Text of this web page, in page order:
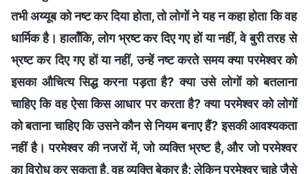
तभी अय्यूब को नष्‍ट कर दिया होता, तो लोगों ने यह न कहा होता कि वह
धार्मिक है। हालाँकि, लोग भ्रष्‍ट कर दिए गए हों या नहीं, वे बुरी तरह से
भ्रष्‍ट कर दिए गए हों या नहीं, उन्हें नष्ट करते समय क्या परमेश्वर को
इसका औचित्य सिद्ध करना पड़ता है? क्‍या उसे लोगों को बतलाना
चाहिए कि वह ऐसा किस आधार पर करता है? क्या परमेश्वर को लोगों
को बताना चाहिए कि उसने कौन से नियम बनाए हैं? इसकी आवश्यकता
नहीं है। परमेश्वर की नजरों में, जो व्यक्ति भ्रष्‍ट है, और जो परमेश्वर
का विरोध कर सकता है, वह व्यक्ति बेकार है; लेकिन परमेश्वर चाहे जैसे